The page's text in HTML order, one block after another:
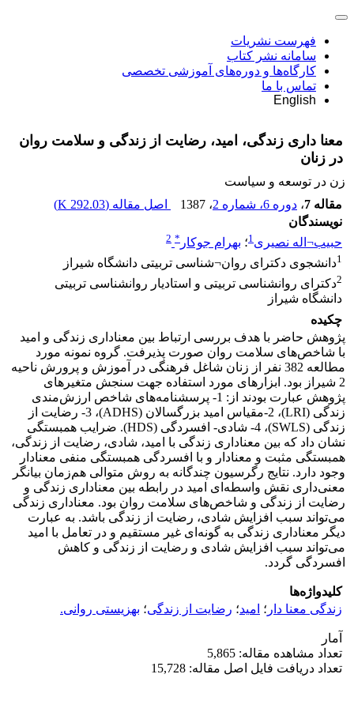
فهرست نشریات
سامانه نشر کتاب
کارگاه‌ها و دوره‌های آموزشی تخصصی
تماس با ما
English
معنا داری زندگی، امید، رضایت از زندگی و سلامت روان
در زنان
زن در توسعه و سیاست
مقاله 7
، دوره 6، شماره 2 ، 1387 اصل مقاله (292.03 K
)
نویسندگان
حبیب¬اله نصیری1؛ بهرام جوکار *
2
1دانشجوی دکترای روان¬شناسی تربیتی دانشگاه شیراز
2دکترای روانشناسی تربیتی و استادیار روانشناسی تربیتی
دانشگاه شیراز
چکیده
پژوهش حاضر با هدف بررسی ارتباط بین معناداری زندگی و امید
با شاخص‌های سلامت روان صورت پذیرفت. گروه نمونه مورد
مطالعه 382 نفر از زنان شاغل فرهنگی در آموزش و پرورش ناحیه
2 شیراز بود. ابزارهای مورد استفاده جهت سنجش متغیرهای
پژوهش عبارت بودند از: 1- پرسشنامه‌های شاخص ارزش‌مندی
زندگی (LRI)، 2-مقیاس امید بزرگسالان (ADHS)، 3- رضایت از
زندگی (SWLS)، 4- شادی- افسردگی (HDS). ضرایب همبستگی
نشان داد که بین معناداری زندگی با امید، شادی، رضایت از زندگی،
همبستگی مثبت و معنادار و با افسردگی همبستگی منفی معنادار
وجود دارد. نتایج رگرسیون چندگانه به روش متوالی هم‌زمان بیانگر
معنی‌داری نقش واسطه‌ای امید در رابطه بین معناداری زندگی و
رضایت از زندگی و شاخص‌های سلامت روان بود. معناداری زندگی
می‌تواند سبب افزایش شادی، رضایت از زندگی باشد. به عبارت
دیگر معناداری زندگی به گونه‌ای غیر مستقیم و در تعامل با امید
می‌تواند سبب افزایش شادی و رضایت از زندگی و کاهش
افسردگی گردد.
کلیدواژه‌ها
زندگی معنا دار ؛ امید؛ رضایت از زندگی؛ بهزیستی روانی.
آمار
تعداد مشاهده مقاله: 5,865
تعداد دریافت فایل اصل مقاله: 15,728